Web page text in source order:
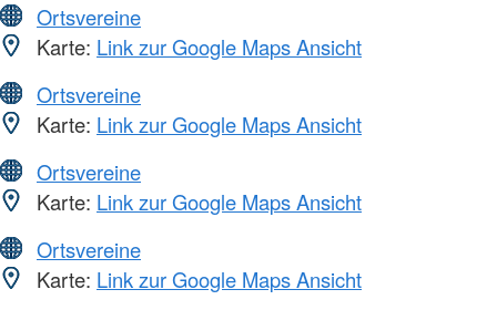
Ortsvereine
Karte: Link zur Google Maps Ansicht
Ortsvereine
Karte: Link zur Google Maps Ansicht
Ortsvereine
Karte: Link zur Google Maps Ansicht
Ortsvereine
Karte: Link zur Google Maps Ansicht